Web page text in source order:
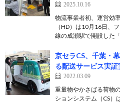
2025.10.16
物流事業者初、運営効
（HD）は10月16日、
線の成瀬駅で開設した
京セラCS、千葉・
る配送サービス実証
2022.03.09
重量物やかさばる荷物
ションシステム（CS）